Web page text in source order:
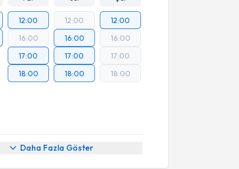
12:00
16:00
17:00
18:00
12:00
16:00
17:00
18:00
12:00
16:00
17:00
18:00
Daha Fazla Göster